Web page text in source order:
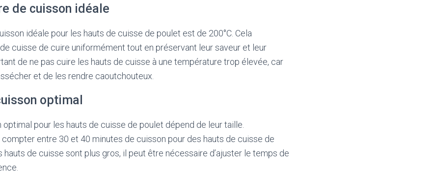
de cuisson idéale
idéale pour les hauts de cuisse de poulet est de 200°C. Cela
cuisse de cuire uniformément tout en préservant leur saveur et leur
de ne pas cuire les hauts de cuisse à une température trop élevée, car
et de les rendre caoutchouteux.
optimal
pour les hauts de cuisse de poulet dépend de leur taille.
compter entre 30 et 40 minutes de cuisson pour des hauts de cuisse de
hauts de cuisse sont plus gros, il peut être nécessaire d’ajuster le temps de